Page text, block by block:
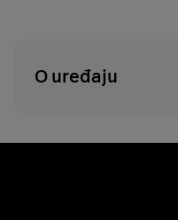
dana
O uređaju